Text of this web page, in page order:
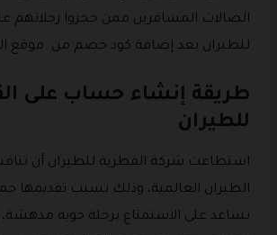
الصالات المسافرين ممن حجزوا رحلاتهم
للطيران بعد إضافة كود خصم من موقع
طريقة إنشاء حساب على
للطيران
استطاعت شركة القطرية للطيران أن
الطيران العالمية، وذلك بسبب تقديمها
تساعد على الاستمتاع برحلة جوية